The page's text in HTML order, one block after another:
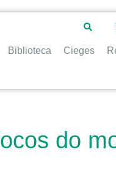
Biblioteca Cieges
do